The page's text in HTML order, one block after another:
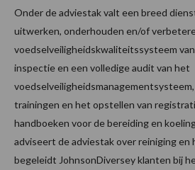
Onder de adviestak valt een breed
uitwerken, onderhouden en/of
voedselveiligheidskwaliteitssysteem
inspectie en een volledige audit van het
trainingen en het opstellen van
handboeken voor de bereiding en
adviseert de adviestak over reiniging en
begeleidt JohnsonDiversey klanten bij